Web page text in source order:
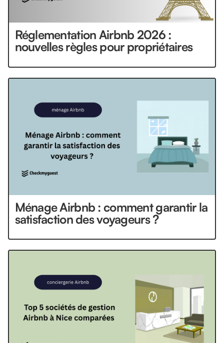
Réglementation Airbnb 2026 :
nouvelles règles pour propriétaires
Ménage Airbnb : comment garantir la
satisfaction des voyageurs ?